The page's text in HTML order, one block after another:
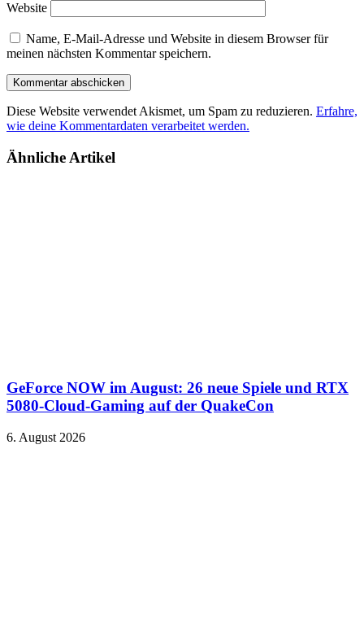
Website
Name, E-Mail-Adresse und Website in diesem Browser für
meinen nächsten Kommentar speichern.
Diese Website verwendet Akismet, um Spam zu reduzieren. Erfahre,
wie deine Kommentardaten verarbeitet werden.
Ähnliche Artikel
GeForce NOW im August: 26 neue Spiele und RTX
5080-Cloud-Gaming auf der QuakeCon
6. August 2026